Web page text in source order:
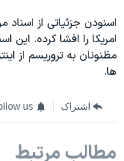
اسنودن جزئیاتی از اسناد
امریکا را افشا کرده. این
مظنونان به تروریسم از
ها.
اشتراک us
مطالب مرتبط